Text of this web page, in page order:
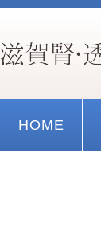
HOME